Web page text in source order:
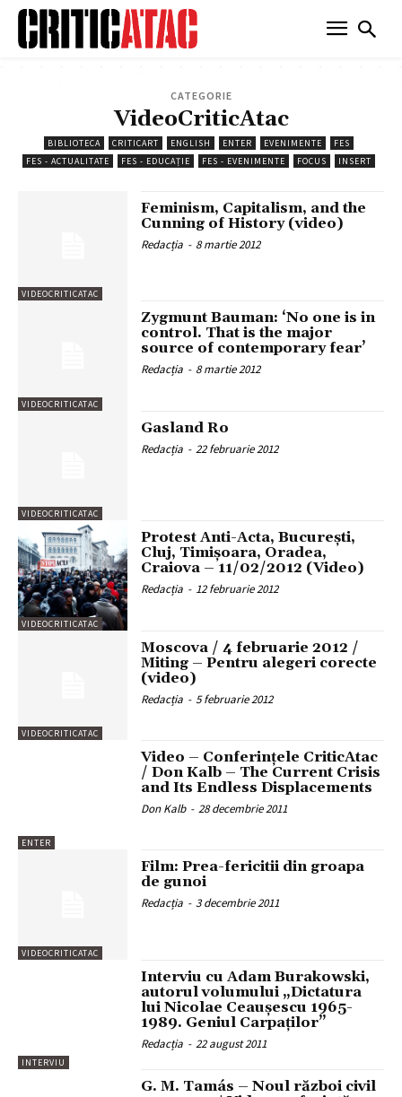
CATEGORIE
VideoCriticAtac
BIBLIOTECA CRITICART ENGLISH ENTER EVENIMENTE
FES
FES - ACTUALITATE
FES - EDUCAȚIE FES - EVENIMENTE FOCUS INSERT
VIDEOCRITICATAC
Feminism, Capitalism, and the
Cunning of History (video)
Redacția - 8 martie 2012
VIDEOCRITICATAC
Zygmunt Bauman: ‘No one is in
control. That is the major
source of contemporary fear’
Redacția - 8 martie 2012
VIDEOCRITICATAC
Gasland Ro
Redacția - 22 februarie 2012
VIDEOCRITICATAC
Protest Anti-Acta, Bucureşti,
Cluj, Timișoara, Oradea,
Craiova – 11/02/2012 (Video)
Redacția - 12 februarie 2012
VIDEOCRITICATAC
Moscova / 4 februarie 2012 /
Miting – Pentru alegeri corecte
(video)
Redacția - 5 februarie 2012
ENTER
Video – Conferinţele CriticAtac
/ Don Kalb – The Current Crisis
and Its Endless Displacements
Don Kalb - 28 decembrie 2011
VIDEOCRITICATAC
Film: Prea-fericitii din groapa
de gunoi
Redacția - 3 decembrie 2011
INTERVIU
Interviu cu Adam Burakowski,
autorul volumului „Dictatura
lui Nicolae Ceauşescu 1965-
1989. Geniul Carpaţilor”
Redacția - 22 august 2011
G. M. Tamás – Noul război civil